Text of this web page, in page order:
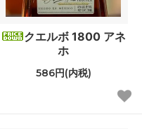
クエルボ 1800 アネ
ホ
586円(内税)